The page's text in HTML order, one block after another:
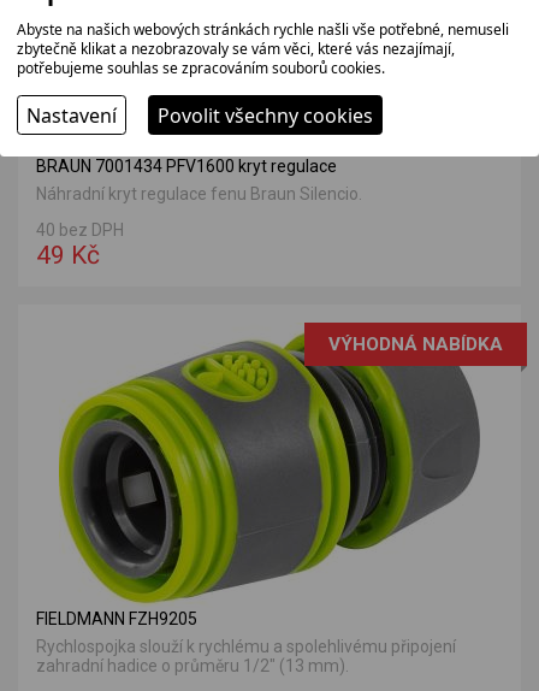
BRAUN 7001434 PFV1600 kryt regulace
Náhradní kryt regulace fenu Braun Silencio.
40 bez DPH
49 Kč
VÝHODNÁ NABÍDKA
FIELDMANN FZH9205
Rychlospojka slouží k rychlému a spolehlivému připojení
zahradní hadice o průměru 1/2" (13 mm).
Abyste na našich webových stránkách rychle našli vše potřebné, nemuseli
zbytečně klikat a nezobrazovaly se vám věci, které vás nezajímají,
potřebujeme souhlas se zpracováním souborů cookies.
Nastavení Povolit všechny cookies